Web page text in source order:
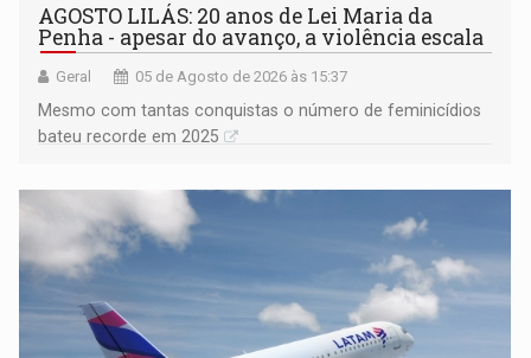
AGOSTO LILÁS: 20 anos de Lei Maria da
Penha - apesar do avanço, a violência escala
Geral 05 de Agosto de 2026 às 15:37
Mesmo com tantas conquistas o número de feminicídios
bateu recorde em 2025